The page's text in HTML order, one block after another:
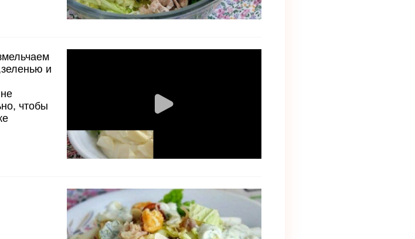
и
чтобы